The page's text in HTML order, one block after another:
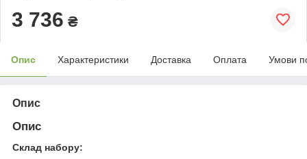
3 736 ₴
Опис Характеристики Доставка Оплата Умови
Опис
Опис
Склад набору: